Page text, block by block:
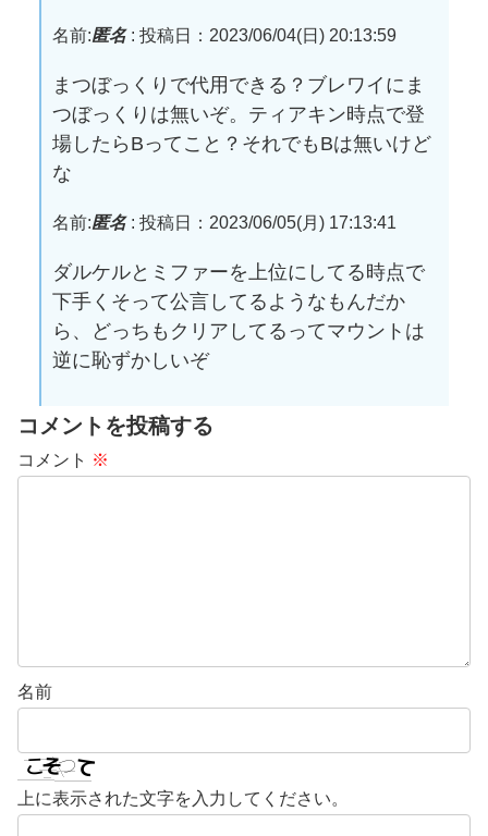
名前:匿名: 投稿日：2023/06/04(日) 20:13:59
まつぼっくりで代用できる？ブレワイにま
つぼっくりは無いぞ。ティアキン時点で登
場したらBってこと？それでもBは無いけど
な
名前:匿名: 投稿日：2023/06/05(月) 17:13:41
ダルケルとミファーを上位にしてる時点で
下手くそって公言してるようなもんだか
ら、どっちもクリアしてるってマウントは
逆に恥ずかしいぞ
コメントを投稿する
コメント ※
名前
上に表示された文字を入力してください。